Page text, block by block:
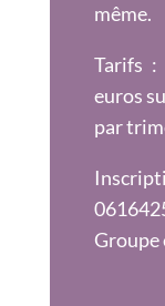
même.
Tarifs :
euros
par
Groupe